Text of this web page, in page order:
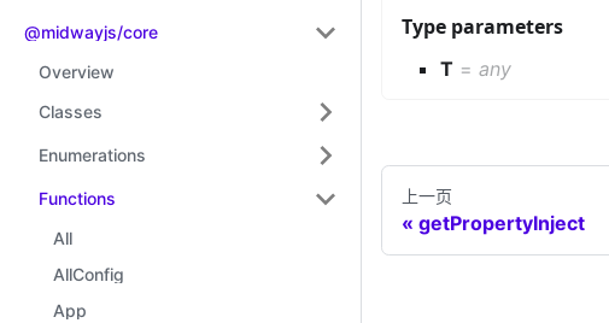
@midwayjs/core
Overview
Classes
Enumerations
Functions
All
AllConfig
App
Type parameters
T = any
上一页
getPropertyInject